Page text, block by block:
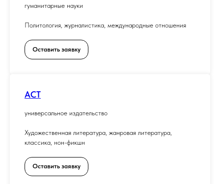
гуманитарные науки
Политология, журналистика, международные отношения
Оставить заявку
АСТ
универсальное издательство
Художественная литература, жанровая литература,
классика, нон-фикшн
Оставить заявку